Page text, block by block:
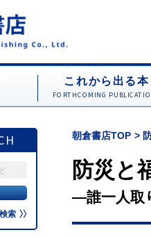
これから出る本
FORTHCOMING
索
朝倉書店TOP
防災と
―誰一人取